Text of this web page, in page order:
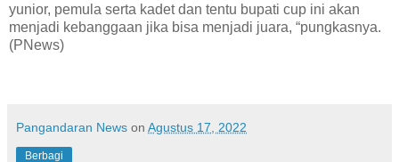
yunior, pemula serta kadet dan tentu bupati cup ini akan
menjadi kebanggaan jika bisa menjadi juara, “pungkasnya.
(PNews)
Pangandaran News on Agustus 17, 2022
Berbagi